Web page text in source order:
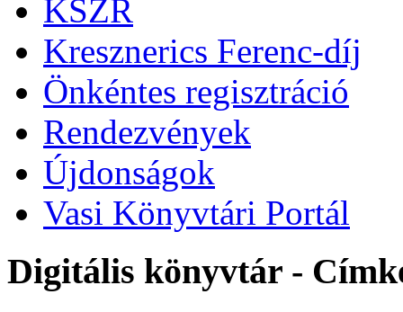
KSZR
Kresznerics Ferenc-díj
Önkéntes regisztráció
Rendezvények
Újdonságok
Vasi Könyvtári Portál
Digitális könyvtár -